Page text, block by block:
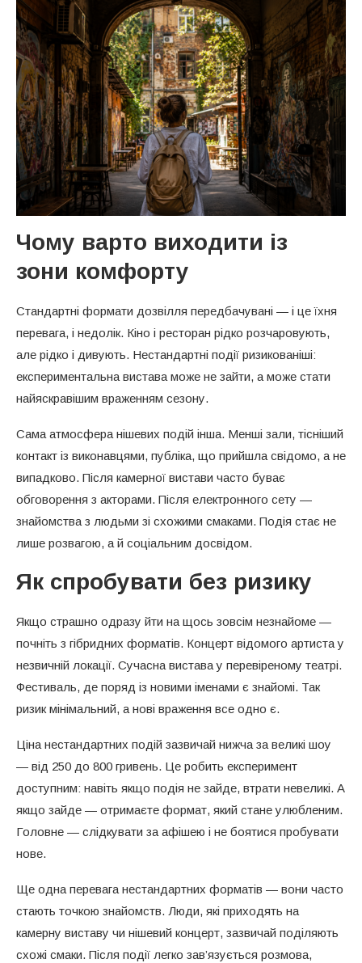
Чому варто виходити із
зони комфорту
Стандартні формати дозвілля передбачувані — і це їхня
перевага, і недолік. Кіно і ресторан рідко розчаровують,
але рідко і дивують. Нестандартні події ризикованіші:
експериментальна вистава може не зайти, а може стати
найяскравішим враженням сезону.
Сама атмосфера нішевих подій інша. Менші зали, тісніший
контакт із виконавцями, публіка, що прийшла свідомо, а не
випадково. Після камерної вистави часто буває
обговорення з акторами. Після електронного сету —
знайомства з людьми зі схожими смаками. Подія стає не
лише розвагою, а й соціальним досвідом.
Як спробувати без ризику
Якщо страшно одразу йти на щось зовсім незнайоме —
почніть з гібридних форматів. Концерт відомого артиста у
незвичній локації. Сучасна вистава у перевіреному театрі.
Фестиваль, де поряд із новими іменами є знайомі. Так
ризик мінімальний, а нові враження все одно є.
Ціна нестандартних подій зазвичай нижча за великі шоу
— від 250 до 800 гривень. Це робить експеримент
доступним: навіть якщо подія не зайде, втрати невеликі. А
якщо зайде — отримаєте формат, який стане улюбленим.
Головне — слідкувати за афішею і не боятися пробувати
нове.
Ще одна перевага нестандартних форматів — вони часто
стають точкою знайомств. Люди, які приходять на
камерну виставу чи нішевий концерт, зазвичай поділяють
схожі смаки. Після події легко зав’язується розмова,